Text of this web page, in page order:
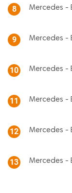
8 Mercedes -
9 Mercedes -
10 Mercedes -
11 Mercedes -
12 Mercedes -
13 Mercedes -